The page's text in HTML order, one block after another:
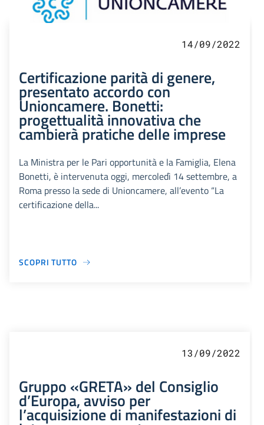
14/09/2022
Certificazione parità di genere,
presentato accordo con
Unioncamere. Bonetti:
progettualità innovativa che
cambierà pratiche delle imprese
La Ministra per le Pari opportunità e la Famiglia, Elena
Bonetti, è intervenuta oggi, mercoledì 14 settembre, a
Roma presso la sede di Unioncamere, all’evento “La
certificazione della...
SCOPRI TUTTO
13/09/2022
Gruppo «GRETA» del Consiglio
d’Europa, avviso per
l’acquisizione di manifestazioni di